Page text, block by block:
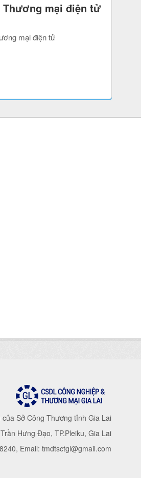
Thương mại điện tử
mại điện tử
Sở Công Thương tỉnh Gia Lai
Hưng Đạo, TP.Pleiku, Gia Lai
Email: tmdtsctgl@gmail.com